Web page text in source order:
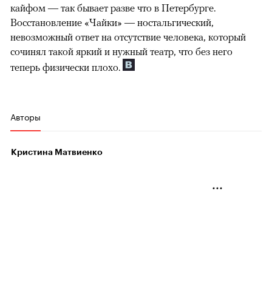
кайфом — так бывает разве что в Петербурге.
Восстановление «Чайки» — ностальгический,
невозможный ответ на отсутствие человека, который
сочинял такой яркий и нужный театр, что без него
теперь физически плохо.
Авторы
Кристина Матвиенко